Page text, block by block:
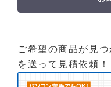
ご希望の商品が見
を送って見積依頼！